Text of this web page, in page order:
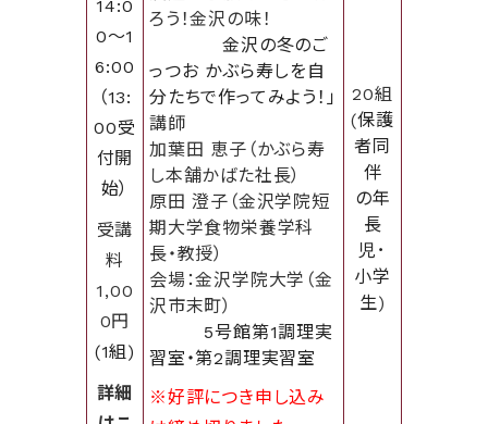
14:0
0～1
6:00
（13:
00受
付開
始）
受講
料
1,00
0円
(1組)
詳細
ろう！金沢の味！
金沢の冬のご
っつお かぶら寿しを自
分たちで作ってみよう！」
講師
加葉田 恵子（かぶら寿
し本舗かばた社長）
原田 澄子（金沢学院短
期大学食物栄養学科
長・教授）
会場：金沢学院大学（金
沢市末町）
5号館第1調理実
習室・第2調理実習室
※好評につき申し込み
20組
(保護
者同
伴
の年
長
児･
小学
生)